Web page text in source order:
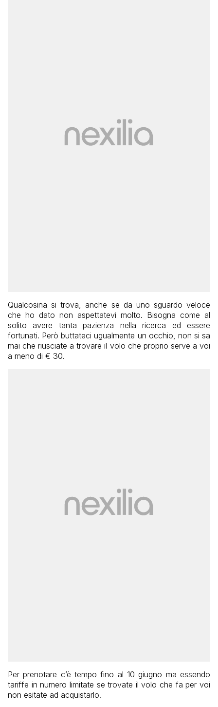
Qualcosina si trova, anche se da uno sguardo veloce
che ho dato non aspettatevi molto. Bisogna come al
solito avere tanta pazienza nella ricerca ed essere
fortunati. Però buttateci ugualmente un occhio, non si sa
mai che riusciate a trovare il volo che proprio serve a voi
a meno di € 30.
Per prenotare c’è tempo fino al 10 giugno ma essendo
tariffe in numero limitate se trovate il volo che fa per voi
non esitate ad acquistarlo.